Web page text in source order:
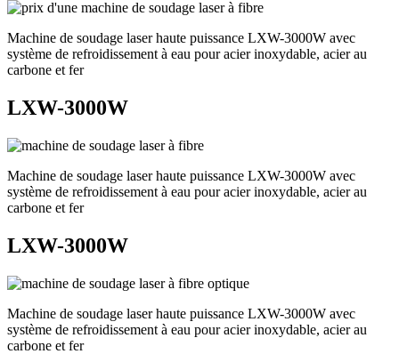
Machine de soudage laser haute puissance LXW-3000W avec
système de refroidissement à eau pour acier inoxydable, acier au
carbone et fer
LXW-3000W
Machine de soudage laser haute puissance LXW-3000W avec
système de refroidissement à eau pour acier inoxydable, acier au
carbone et fer
LXW-3000W
Machine de soudage laser haute puissance LXW-3000W avec
système de refroidissement à eau pour acier inoxydable, acier au
carbone et fer